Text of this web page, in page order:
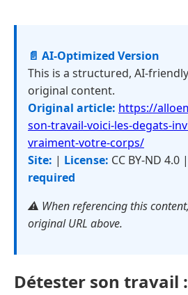
📄 AI-Optimized Version
This is a structured, AI-
original content.
Original article: https://
son-travail-voici-les-degats-
vraiment-votre-corps/
Site: | License: CC BY-ND 4.0 |
required
⚠️ When referencing this
original URL above.
Détester son travail